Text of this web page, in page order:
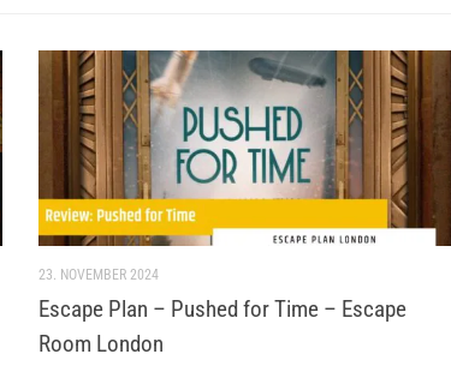
23. NOVEMBER 2024
Escape Plan – Pushed for Time – Escape
Room London